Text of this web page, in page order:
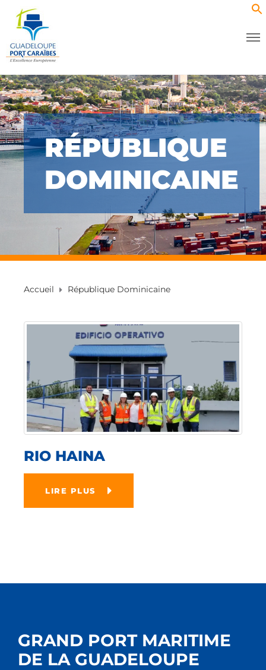
RÉPUBLIQUE
DOMINICAINE
Accueil République Dominicaine
RIO HAINA
LIRE PLUS
GRAND PORT MARITIME
DE LA GUADELOUPE